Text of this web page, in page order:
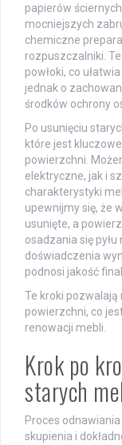
papierów
mocniejszych
chemiczne
rozpuszczalniki.
powłoki, co
jednak o
środków ochrony
Po usunięciu
które jest
powierzchni.
elektryczne, jak i
charakterystyki
upewnijmy się, że
usunięte, a
osadzania się
doświadczenia
podnosi jakość
Te kroki
powierzchni, co
renowacji mebli.
Krok po
starych
Proces
skupienia i